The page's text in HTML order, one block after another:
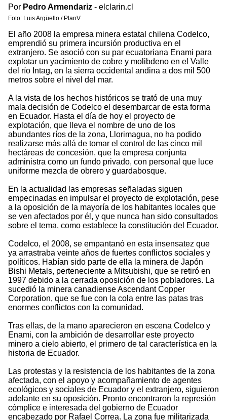
Por Pedro Armendariz - elclarin.cl
Foto: Luis Argüello / PlanV
El año 2008 la empresa minera estatal chilena Codelco,
emprendió su primera incursión productiva en el
extranjero. Se asoció con su par ecuatoriana Enami para
explotar un yacimiento de cobre y molibdeno en el Valle
del río Intag, en la sierra occidental andina a dos mil 500
metros sobre el nivel del mar.
A la vista de los hechos históricos se trató de una muy
mala decisión de Codelco el desembarcar de esta forma
en Ecuador. Hasta el día de hoy el proyecto de
explotación, que lleva el nombre de uno de los
abundantes ríos de la zona, Llorimagua, no ha podido
realizarse más allá de tomar el control de las cinco mil
hectáreas de concesión, que la empresa conjunta
administra como un fundo privado, con personal que luce
uniforme mezcla de obrero y guardabosque.
En la actualidad las empresas señaladas siguen
empecinadas en impulsar el proyecto de explotación, pese
a la oposición de la mayoría de los habitantes locales que
se ven afectados por él, y que nunca han sido consultados
sobre el tema, como establece la constitución del Ecuador.
Codelco, el 2008, se empantanó en esta insensatez que
ya arrastraba veinte años de fuertes conflictos sociales y
políticos. Habían sido parte de ella la minera de Japón
Bishi Metals, perteneciente a Mitsubishi, que se retiró en
1997 debido a la cerrada oposición de los pobladores. La
sucedió la minera canadiense Ascendant Copper
Corporation, que se fue con la cola entre las patas tras
enormes conflictos con la comunidad.
Tras ellas, de la mano aparecieron en escena Codelco y
Enami, con la ambición de desarrollar este proyecto
minero a cielo abierto, el primero de tal característica en la
historia de Ecuador.
Las protestas y la resistencia de los habitantes de la zona
afectada, con el apoyo y acompañamiento de agentes
ecológicos y sociales de Ecuador y el extranjero, siguieron
adelante en su oposición. Pronto encontraron la represión
cómplice e interesada del gobierno de Ecuador
encabezado por Rafael Correa. La zona fue militarizada